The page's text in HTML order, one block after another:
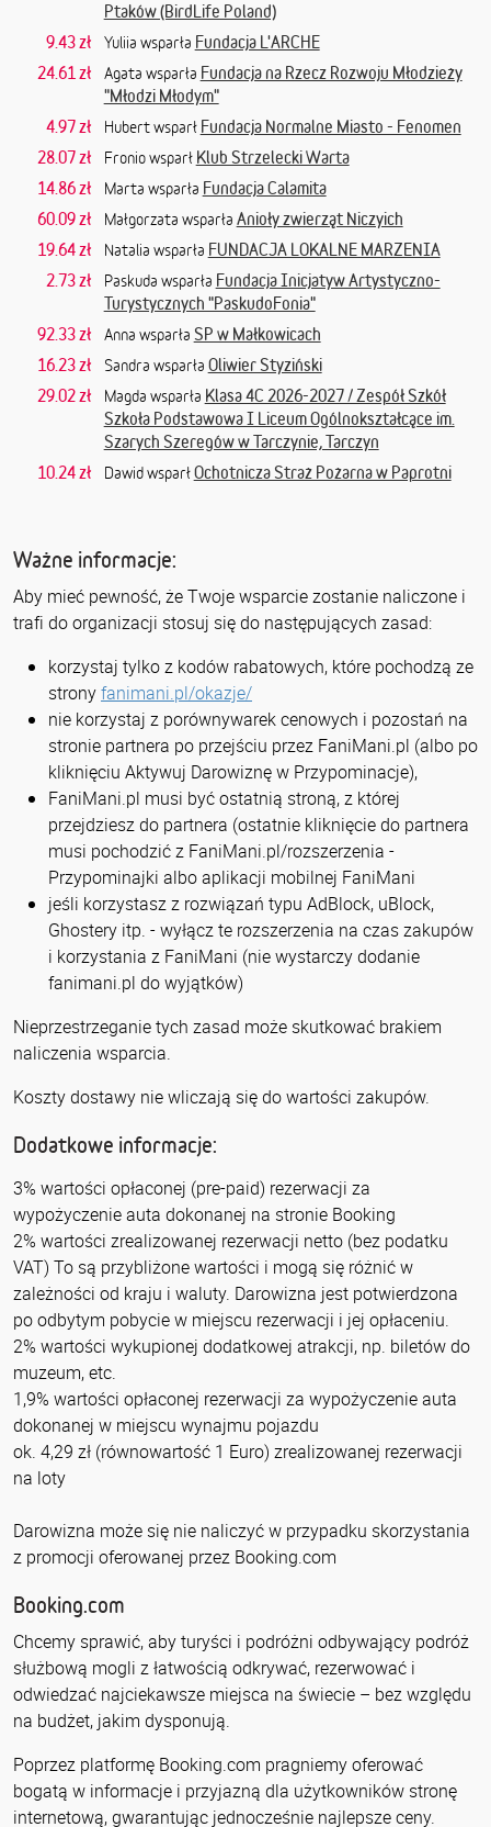
Ptaków (BirdLife Poland)
9.43 zł
Yuliia wsparła Fundacja L'ARCHE
24.61 zł
Agata wsparła Fundacja na Rzecz Rozwoju Młodzieży
"Młodzi Młodym"
4.97 zł
Hubert wsparł Fundacja Normalne Miasto - Fenomen
28.07 zł
Fronio wsparł Klub Strzelecki Warta
14.86 zł
Marta wsparła Fundacja Calamita
60.09 zł
Małgorzata wsparła Anioły zwierząt Niczyich
19.64 zł
Natalia wsparła FUNDACJA LOKALNE MARZENIA
2.73 zł
Paskuda wsparła Fundacja Inicjatyw Artystyczno-
Turystycznych "PaskudoFonia"
92.33 zł
Anna wsparła SP w Małkowicach
16.23 zł
Sandra wsparła Oliwier Styziński
29.02 zł
Magda wsparła Klasa 4C 2026-2027 / Zespół Szkół
Szkoła Podstawowa I Liceum Ogólnokształcące im.
Szarych Szeregów w Tarczynie, Tarczyn
10.24 zł
Dawid wsparłOchotnicza Straż Pożarna w Paprotni
Ważne informacje:
Aby mieć pewność, że Twoje wsparcie zostanie naliczone i
trafi do organizacji stosuj się do następujących zasad:
korzystaj tylko z kodów rabatowych, które pochodzą ze
stronyfanimani.pl/okazje/
nie korzystaj z porównywarek cenowych i pozostań na
stronie partnera po przejściu przez FaniMani.pl (albo po
kliknięciu Aktywuj Darowiznę w Przypominacje),
FaniMani.pl musi być ostatnią stroną, z której
przejdziesz do partnera (ostatnie kliknięcie do partnera
musi pochodzić z FaniMani.pl/rozszerzenia -
Przypominajki albo aplikacji mobilnej FaniMani
jeśli korzystasz z rozwiązań typu AdBlock, uBlock,
Ghostery itp. - wyłącz te rozszerzenia na czas zakupów
i korzystania z FaniMani (nie wystarczy dodanie
fanimani.pl do wyjątków)
Nieprzestrzeganie tych zasad może skutkować brakiem
naliczenia wsparcia.
Koszty dostawy nie wliczają się do wartości zakupów.
Dodatkowe informacje:
3% wartości opłaconej (pre-paid) rezerwacji za
wypożyczenie auta dokonanej na stronie Booking
2% wartości zrealizowanej rezerwacji netto (bez podatku
VAT) To są przybliżone wartości i mogą się różnić w
zależności od kraju i waluty. Darowizna jest potwierdzona
po odbytym pobycie w miejscu rezerwacji i jej opłaceniu.
2% wartości wykupionej dodatkowej atrakcji, np. biletów do
muzeum, etc.
1,9% wartości opłaconej rezerwacji za wypożyczenie auta
dokonanej w miejscu wynajmu pojazdu
ok. 4,29 zł (równowartość 1 Euro) zrealizowanej rezerwacji
na loty
Darowizna może się nie naliczyć w przypadku skorzystania
z promocji oferowanej przez Booking.com
Booking.com
Chcemy sprawić, aby turyści i podróżni odbywający podróż
służbową mogli z łatwością odkrywać, rezerwować i
odwiedzać najciekawsze miejsca na świecie – bez względu
na budżet, jakim dysponują.
Poprzez platformę Booking.com pragniemy oferować
bogatą w informacje i przyjazną dla użytkowników stronę
internetową, gwarantując jednocześnie najlepsze ceny.